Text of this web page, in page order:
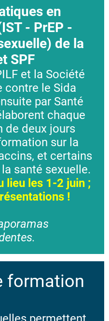
en
- PrEP -
de la
SPF
et la Société
contre le Sida
par Santé
chaque
de deux jours
sur la
et certains
santé sexuelle.
lieu les 1-2 juin ;
!
formation